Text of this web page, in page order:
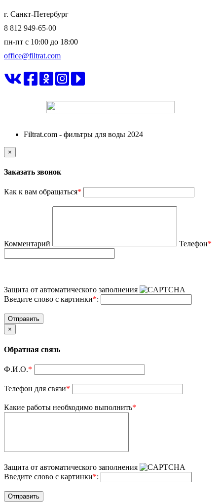
г. Санкт-Петербург
8 812 949-65-00
пн-пт c 10:00 до 18:00
office@filtrat.com
Filtrat.com - фильтры для воды 2024
×
Заказать звонок
Как к вам обращаться*
Комментарий Телефон*
Защита от автоматического заполнения
Введите слово с картинки*:
Отправить
×
Обратная связь
Ф.И.О.*
Телефон для связи*
Какие работы необходимо выполнить*
Защита от автоматического заполнения
Введите слово с картинки*:
Отправить